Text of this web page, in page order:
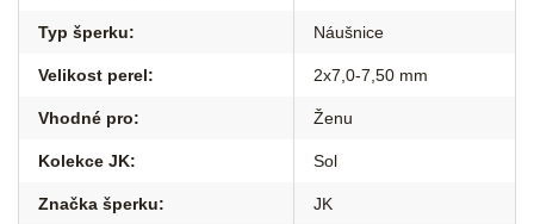
Typ šperku: Náušnice
Velikost perel: 2x7,0-7,50 mm
Vhodné pro: Ženu
Kolekce JK: Sol
Značka šperku: JK